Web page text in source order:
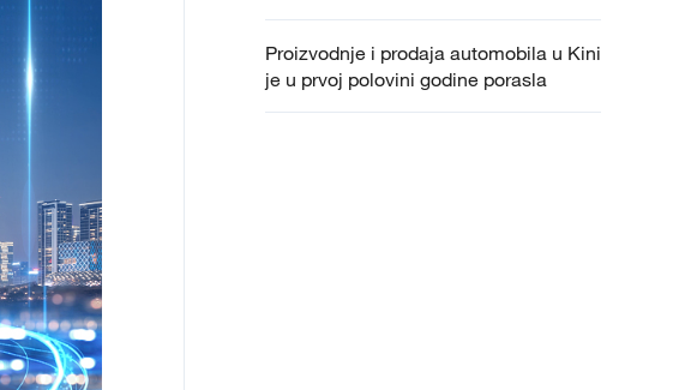
Proizvodnje i prodaja automobila u Kini
je u prvoj polovini godine porasla